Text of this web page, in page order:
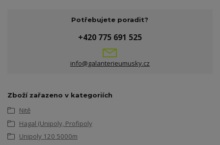
Potřebujete poradit?
+420 775 691 525
info@galanterieumusky.cz
Zboží zařazeno v kategoriích
Nitě
Hagal (Unipoly, Profipoly
Unipoly 120 5000m